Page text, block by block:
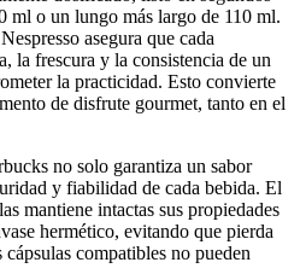
ml o un lungo más largo de 110 ml.
asegura que cada
la frescura y la consistencia de un
la practicidad. Esto convierte
de disfrute gourmet, tanto en el
no solo garantiza un sabor
y fiabilidad de cada bebida. El
mantiene intactas sus propiedades
hermético, evitando que pierda
compatibles no pueden